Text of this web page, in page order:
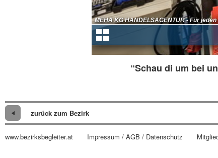
“Schau di um bei
zurück zum Bezirk
www.bezirksbegleiter.at Impressum / AGB / Datenschutz